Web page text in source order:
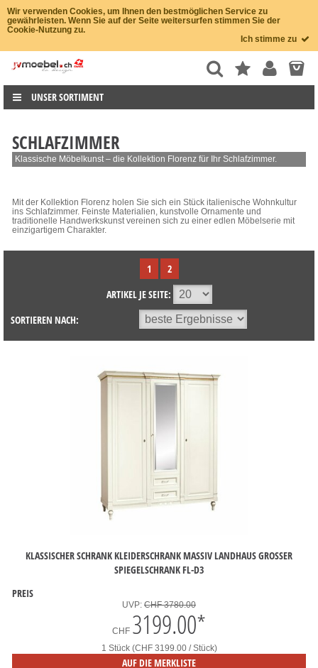
Wir verwenden Cookies, um Ihnen den bestmöglichen Service zu
gewährleisten. Wenn Sie auf der Seite weitersurfen stimmen Sie der
Cookie-Nutzung zu.
Ich stimme zu
UNSER SORTIMENT
SCHLAFZIMMER
Klassische Möbelkunst – die Kollektion Florenz für Ihr Schlafzimmer.
Mit der Kollektion Florenz holen Sie sich ein Stück italienische Wohnkultur
ins Schlafzimmer. Feinste Materialien, kunstvolle Ornamente und
traditionelle Handwerkskunst vereinen sich zu einer edlen Möbelserie mit
einzigartigem Charakter.
1
2
ARTIKEL JE SEITE:
SORTIEREN NACH:
KLASSISCHER SCHRANK KLEIDERSCHRANK MASSIV LANDHAUS GROSSER S
PIEGELSCHRANK FL-D3
PREIS
UVP: CHF 3780.00
CHF 3199.00*
1 Stück (CHF 3199.00 / Stück)
AUF DIE MERKLISTE